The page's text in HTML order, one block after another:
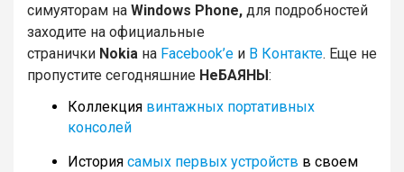
симуяторам на Windows Phone, для подробностей
заходите на официальные
странички Nokia на Facebook’е и В Контакте. Еще не
пропустите сегодняшние НеБАЯНЫ:
Коллекция винтажных портативных
консолей
История самых первых устройств в своем